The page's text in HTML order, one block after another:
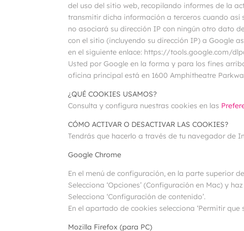
del uso del sitio web, recopilando informes de la
transmitir dicha información a terceros cuando así
no asociará su dirección IP con ningún otro dato
con el sitio (incluyendo su dirección IP) a Google
en el siguiente enlace: https://tools.google.com/
Usted por Google en la forma y para los fines
oficina principal está en 1600 Amphitheatre
¿QUÉ COOKIES USAMOS?
Consulta y configura nuestras cookies en las
CÓMO ACTIVAR O DESACTIVAR LAS COOKIES?
Tendrás que hacerlo a través de tu navegador de
Google Chrome
En el menú de configuración, en la parte superior
Selecciona ‘Opciones’ (Configuración en Mac) y
Selecciona ‘Configuración de contenido’.
En el apartado de cookies selecciona ‘Permitir
Mozilla Firefox (para PC)